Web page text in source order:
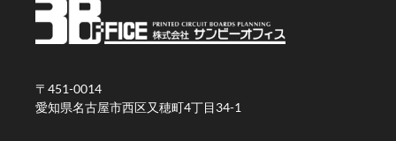
〒451-0014
愛知県名古屋市西区又穂町4丁目34-1